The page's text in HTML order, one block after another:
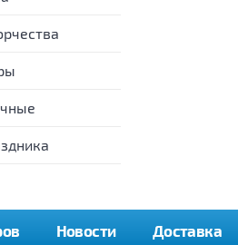
Новости Доставка